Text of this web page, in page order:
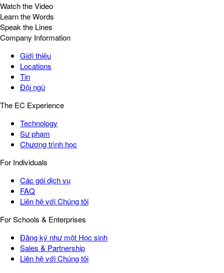
Watch the Video
Learn the Words
Speak the Lines
Company Information
Giới thiệu
Locations
Tin
Đội ngũ
The EC Experience
Technology
Sư phạm
Chương trình học
For Individuals
Các gói dịch vụ
FAQ
Liên hệ với Chúng tôi
For Schools & Enterprises
Đăng ký như một Học sinh
Sales & Partnership
Liên hệ với Chúng tôi